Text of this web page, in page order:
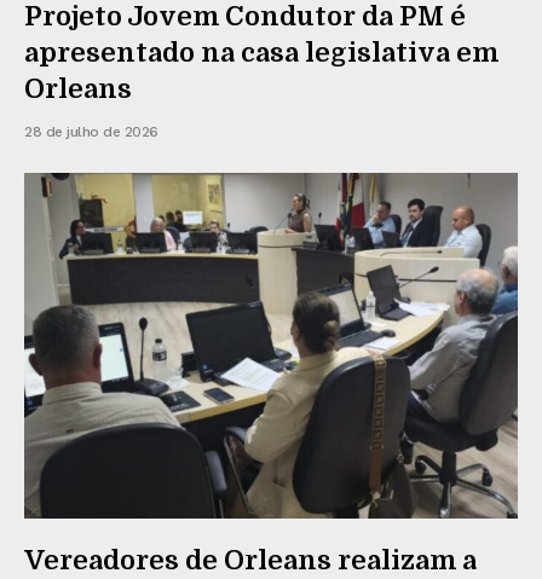
Projeto Jovem Condutor da PM é
apresentado na casa legislativa em
Orleans
28 de julho de 2026
Vereadores de Orleans realizam a